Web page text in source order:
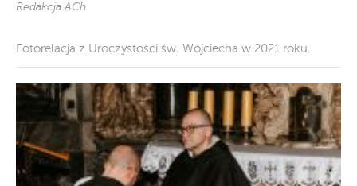
Redakcja ACh
Fotorelacja z Uroczystości św. Wojciecha w 2021 roku.